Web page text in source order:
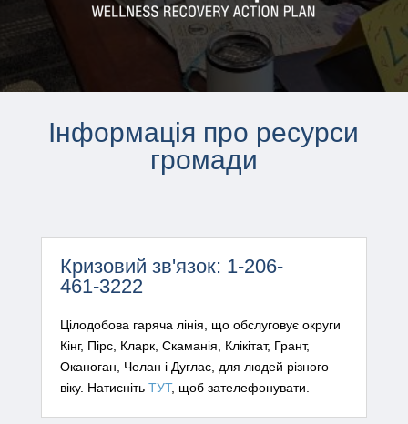
Інформація про ресурси
громади
Кризовий зв'язок: 1-206-
461-3222
Цілодобова гаряча лінія, що обслуговує округи
Кінг, Пірс, Кларк, Скаманія, Клікітат, Грант,
Оканоган, Челан і Дуглас, для людей різного
віку. Натисніть ТУТ, щоб зателефонувати.